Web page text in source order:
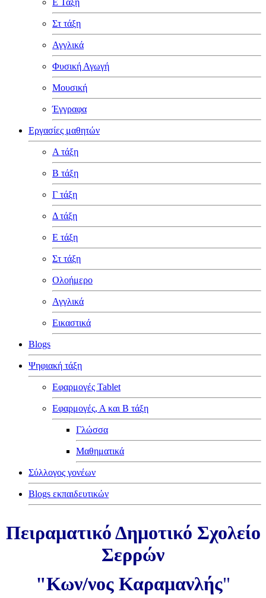
Ε Τάξη
Στ τάξη
Αγγλικά
Φυσική Αγωγή
Μουσική
Έγγραφα
Εργασίες μαθητών
Α τάξη
Β τάξη
Γ τάξη
Δ τάξη
Ε τάξη
Στ τάξη
Ολοήμερο
Αγγλικά
Εικαστικά
Blogs
Ψηφιακή τάξη
Εφαρμογές Tablet
Εφαρμογές, Α και Β τάξη
Γλώσσα
Μαθηματικά
Σύλλογος γονέων
Blogs εκπαιδευτικών
Πειραματικό Δημοτικό Σχολείο
Σερρών
"Κων/νος Καραμανλής"